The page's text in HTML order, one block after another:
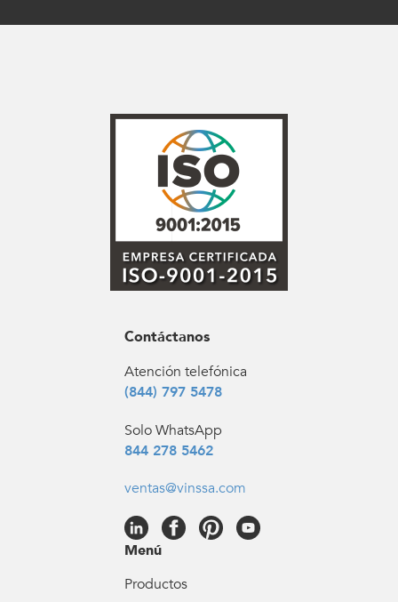
Contáctanos
Atención telefónica
(844) 797 5478
Solo WhatsApp
844 278 5462
ventas@vinssa.com
Menú
Productos